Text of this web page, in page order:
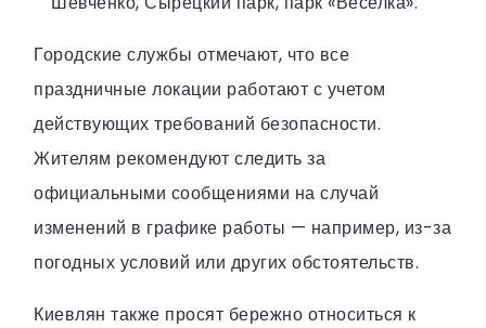
Городские службы отмечают, что все
праздничные локации работают с учетом
действующих требований безопасности.
Жителям рекомендуют следить за
официальными сообщениями на случай
изменений в графике работы — например, из-за
погодных условий или других обстоятельств.
Киевлян также просят бережно относиться к